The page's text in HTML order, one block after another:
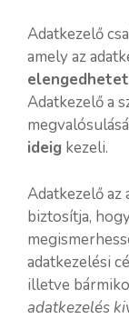
Adatkezelő
amely az
Adatkezelő a
ideig kezeli.
Adatkezelő az
biztosítja,
adatkezelési
illetve
adatkezelés